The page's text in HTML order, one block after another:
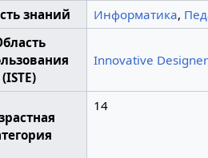
знаний
Информатика,
(ISTE)
Innovative Designer
14